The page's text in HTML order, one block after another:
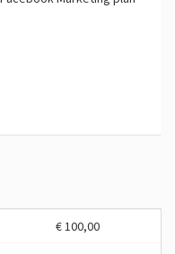
€ 100,00